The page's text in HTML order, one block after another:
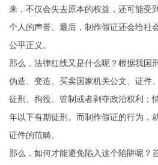
来，不仅会失去原本的权益，还可能受
个人的声誉。最后，制作假证还会给社
公平正义。
那么，法律红线又是什么呢？根据我国
伪造、变造、买卖国家机关公文、证件
徒刑、拘役、管制或者剥夺政治权利；
年以下有期徒刑。而制作假证的行为，
证件的范畴。
那么，如何才能避免陷入这个陷阱呢？